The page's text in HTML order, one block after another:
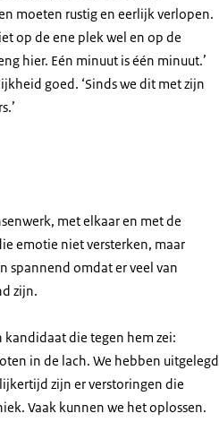
moeten rustig en eerlijk verlopen.
op de ene plek wel en op de
hier. Eén minuut is één minuut.’
goed. ‘Sinds we dit met zijn
met elkaar en met de
emotie niet versterken, maar
spannend omdat er veel van
zijn.
die tegen hem zei:
in de lach. We hebben uitgelegd
zijn er verstoringen die
Vaak kunnen we het oplossen.